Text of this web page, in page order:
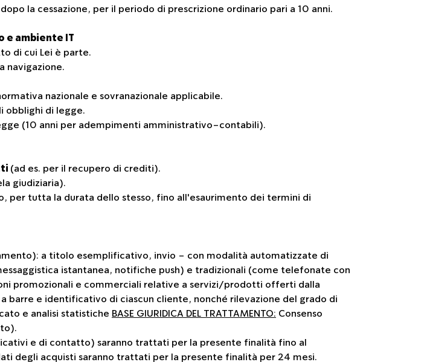
la cessazione, per il periodo di prescrizione ordinario pari a 10 anni.
e ambiente IT
di cui Lei è parte.
navigazione.
nazionale e sovranazionale applicabile.
obblighi di legge.
(10 anni per adempimenti amministrativo-contabili).
(ad es. per il recupero di crediti).
giudiziaria).
per tutta la durata dello stesso, fino all'esaurimento dei termini di
a titolo esemplificativo, invio - con modalità automatizzate di
istantanea, notifiche push) e tradizionali (come telefonate con
promozionali e commerciali relative a servizi/prodotti offerti dalla
barre e identificativo di ciascun cliente, nonché rilevazione del grado di
e analisi statistiche BASE GIURIDICA DEL TRATTAMENTO: Consenso
e di contatto) saranno trattati per la presente finalità fino al
degli acquisti saranno trattati per la presente finalità per 24 mesi.